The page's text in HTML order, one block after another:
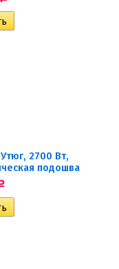
2700 Вт,
подошва